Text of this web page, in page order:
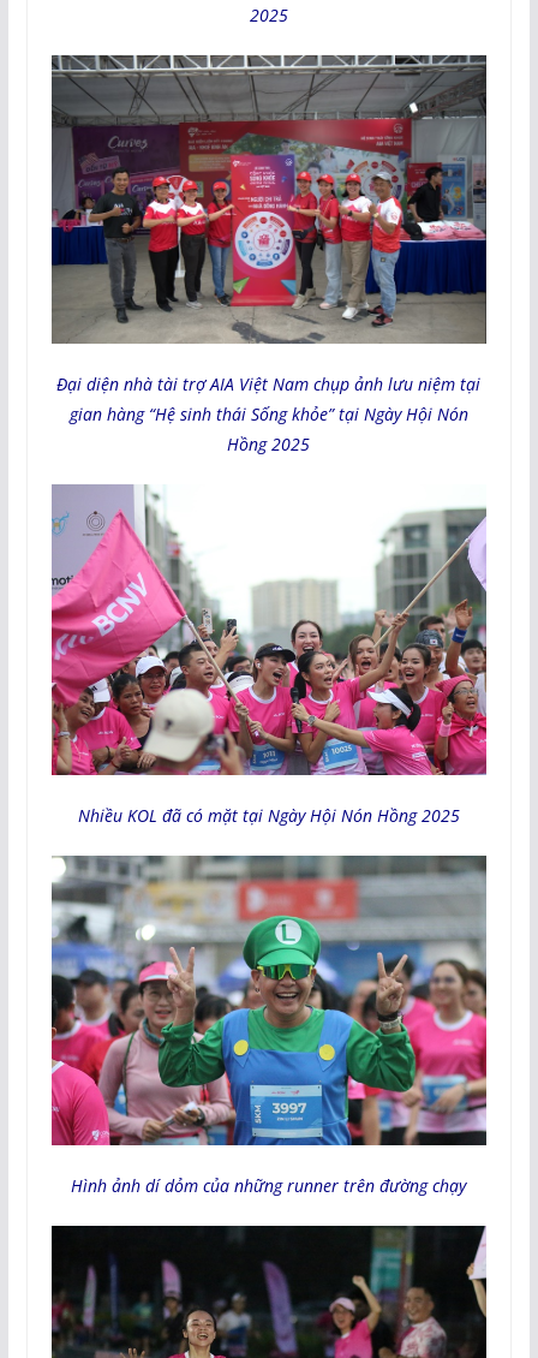
2025
Đại diện nhà tài trợ AIA Việt Nam chụp ảnh lưu niệm tại
gian hàng “Hệ sinh thái Sống khỏe” tại Ngày Hội Nón
Hồng 2025
Nhiều KOL đã có mặt tại Ngày Hội Nón Hồng 2025
Hình ảnh dí dỏm của những runner trên đường chạy